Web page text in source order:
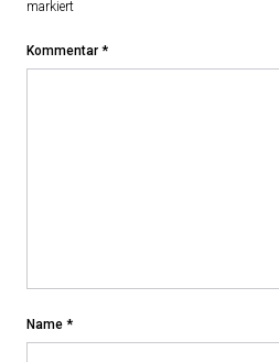
markiert
Kommentar *
Name *